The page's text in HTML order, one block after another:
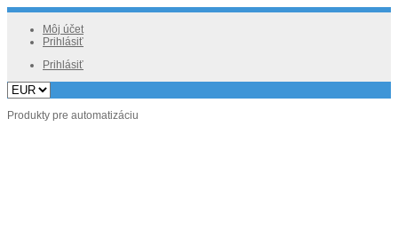
Môj účet
Prihlásiť
Prihlásiť
Produkty pre automatizáciu